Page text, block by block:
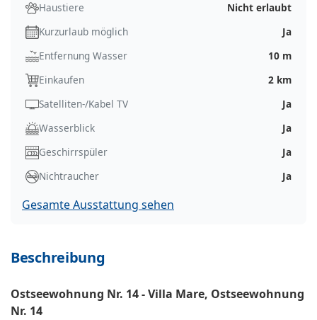
Haustiere
Nicht erlaubt
Kurzurlaub möglich
Ja
Entfernung Wasser
10 m
Einkaufen
2 km
Satelliten-/Kabel TV
Ja
Wasserblick
Ja
Geschirrspüler
Ja
Nichtraucher
Ja
Gesamte Ausstattung sehen
Beschreibung
Ostseewohnung Nr. 14 - Villa Mare, Ostseewohnung
Nr. 14